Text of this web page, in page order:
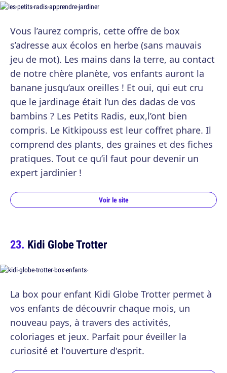
Vous l’aurez compris, cette offre de box
s’adresse aux écolos en herbe (sans mauvais
jeu de mot). Les mains dans la terre, au contact
de notre chère planète, vos enfants auront la
banane jusqu’aux oreilles ! Et oui, qui eut cru
que le jardinage était l’un des dadas de vos
bambins ? Les Petits Radis, eux,l’ont bien
compris. Le Kitkipouss est leur coffret phare. Il
comprend des plants, des graines et des fiches
pratiques. Tout ce qu’il faut pour devenir un
expert jardinier !
Voir le site
Kidi Globe Trotter
La box pour enfant Kidi Globe Trotter permet à
vos enfants de découvrir chaque mois, un
nouveau pays, à travers des activités,
coloriages et jeux. Parfait pour éveiller la
curiosité et l'ouverture d'esprit.